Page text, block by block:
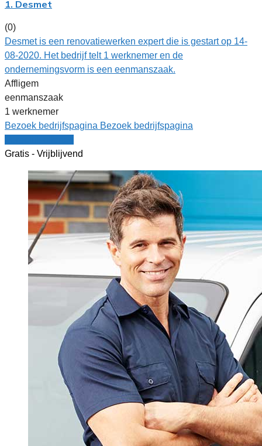
1. Desmet
(0)
Desmet is een renovatiewerken expert die is gestart op 14-
08-2020. Het bedrijf telt 1 werknemer en de
ondernemingsvorm is een eenmanszaak.
Affligem
eenmanszaak
1 werknemer
Bezoek bedrijfspagina Bezoek bedrijfspagina
Gratis - Vrijblijvend